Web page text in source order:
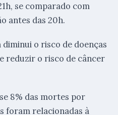
se comparado com
antes das 20h.
o risco de doenças
reduzir o risco de câncer
8% das mortes por
foram relacionadas à